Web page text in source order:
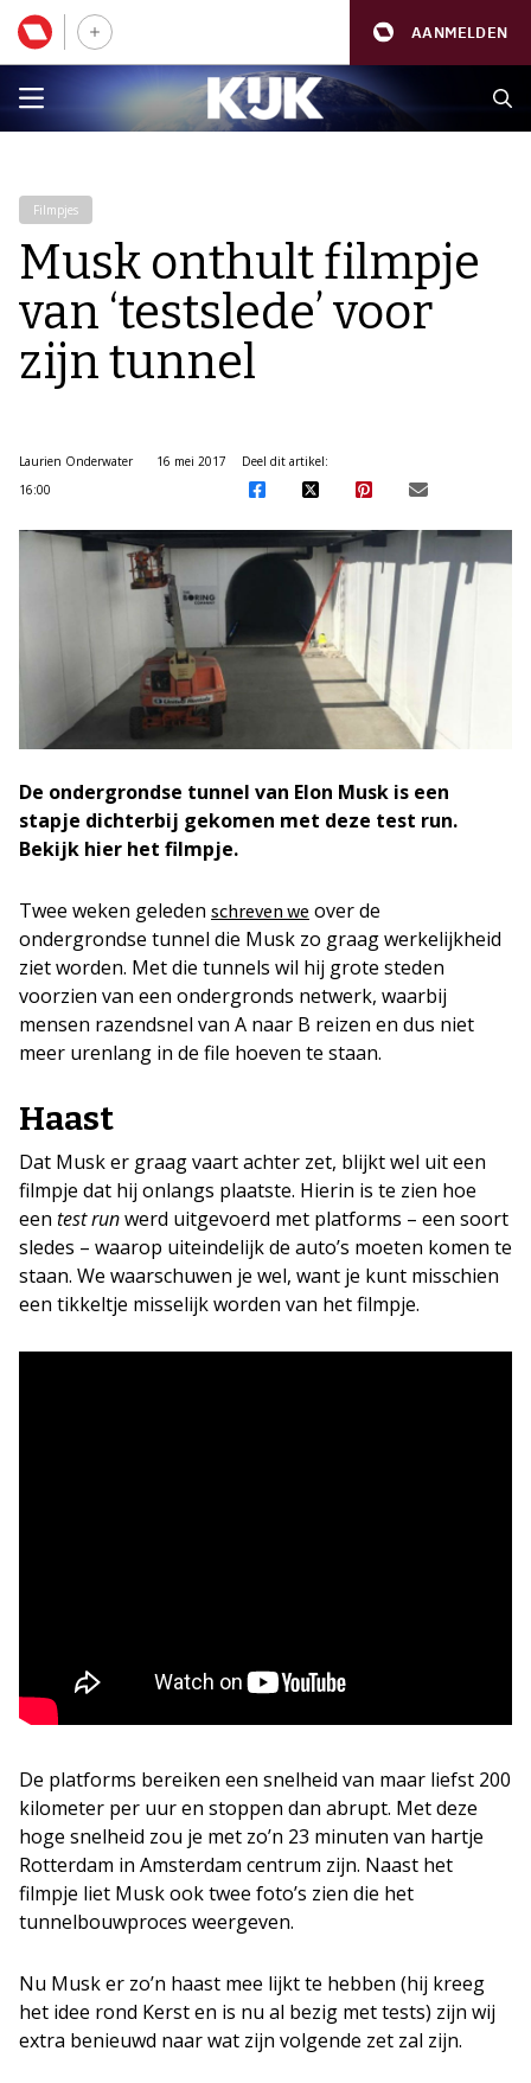
AANMELDEN
Filmpjes
Musk onthult filmpje
van ‘testslede’ voor
zijn tunnel
Laurien Onderwater
16 mei 2017
16:00
Deel dit artikel:
De ondergrondse tunnel van Elon Musk is een
stapje dichterbij gekomen met deze test run.
Bekijk hier het filmpje.
Twee weken geleden schreven we over de
ondergrondse tunnel die Musk zo graag werkelijkheid
ziet worden. Met die tunnels wil hij grote steden
voorzien van een ondergronds netwerk, waarbij
mensen razendsnel van A naar B reizen en dus niet
meer urenlang in de file hoeven te staan.
Haast
Dat Musk er graag vaart achter zet, blijkt wel uit een
filmpje dat hij onlangs plaatste. Hierin is te zien hoe
een test runwerd uitgevoerd met platforms – een soort
sledes – waarop uiteindelijk de auto’s moeten komen te
staan. We waarschuwen je wel, want je kunt misschien
een tikkeltje misselijk worden van het filmpje.
De platforms bereiken een snelheid van maar liefst 200
kilometer per uur en stoppen dan abrupt. Met deze
hoge snelheid zou je met zo’n 23 minuten van hartje
Rotterdam in Amsterdam centrum zijn. Naast het
filmpje liet Musk ook twee foto’s zien die het
tunnelbouwproces weergeven.
Nu Musk er zo’n haast mee lijkt te hebben (hij kreeg
het idee rond Kerst en is nu al bezig met tests) zijn wij
extra benieuwd naar wat zijn volgende zet zal zijn.